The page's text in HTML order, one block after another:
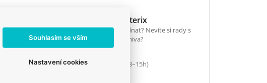
E-shop Veterix
Chcete objednat? Nevíte si rady s
výběrem krmiva?
777 319 517 (Po–Pá, 8–15h)
Souhlasím se vším
Nastavení cookies